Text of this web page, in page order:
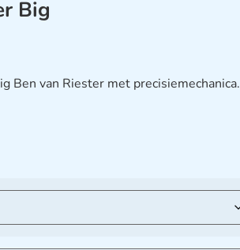
Big
Ben van Riester met precisiemechanica.